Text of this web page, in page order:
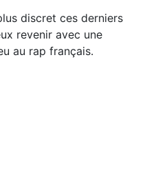
discret ces derniers
revenir avec une
au rap français.